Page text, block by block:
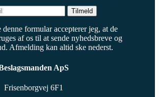
Tilmeld
denne formular accepterer jeg, at de
af os til at sende nyhedsbreve og
Afmelding kan altid ske nederst.
ApS
Frisenborgvej 6F1